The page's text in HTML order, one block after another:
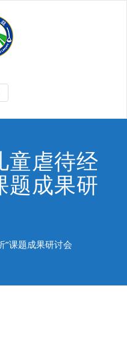
童虐待经
题成果研
”课题成果研讨会